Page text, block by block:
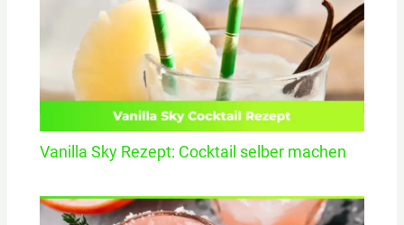
Vanilla Sky Rezept: Cocktail selber machen